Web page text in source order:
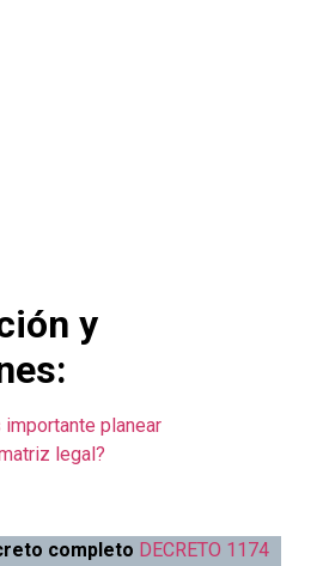
y
planear
legal?
completo DECRETO 1174